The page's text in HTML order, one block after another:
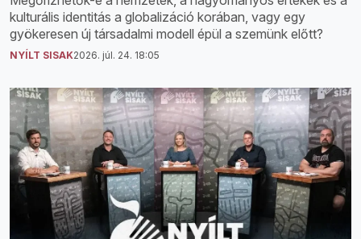
kulturális identitás a globalizáció korában, vagy egy
gyökeresen új társadalmi modell épül a szemünk előtt?
NYÍLT SISAK2026. júl. 24. 18:05